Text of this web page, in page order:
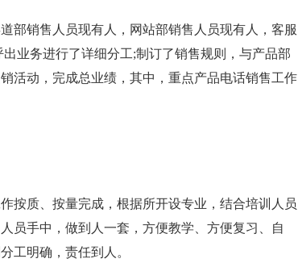
部销售人员现有人，网站部销售人员现有人，客服
业务进行了详细分工;制订了销售规则，与产品部
活动，完成总业绩，其中，重点产品电话销售工作
按质、按量完成，根据所开设专业，结合培训人员
员手中，做到人一套，方便教学、方便复习、自
工明确，责任到人。